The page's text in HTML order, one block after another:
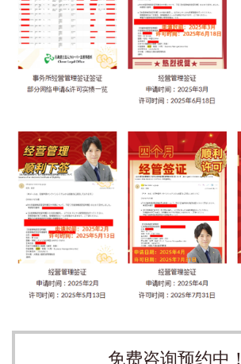
免费咨询预约中！